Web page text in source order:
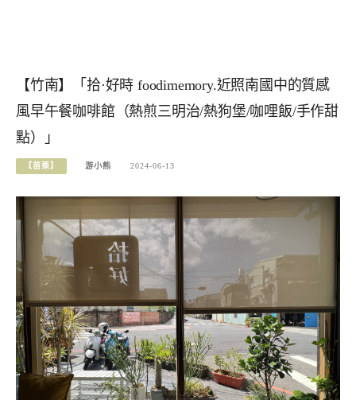
【竹南】「拾·好時 foodimemory.近照南國中的質感
風早午餐咖啡館（熱煎三明治/熱狗堡/咖哩飯/手作甜
點）」
【苗栗】 游小熊 2024-06-13